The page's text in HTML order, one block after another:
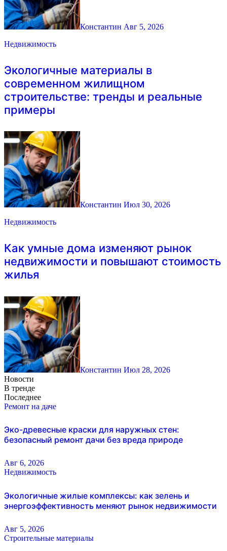
Константин Авг 5, 2026
Недвижимость
Экологичные материалы в
современном жилищном
строительстве: тренды и реальные
примеры
Константин Июл 30, 2026
Недвижимость
Как умные дома изменяют рынок
недвижимости и повышают стоимость
жилья
Константин Июл 28, 2026
Новости
В тренде
Последнее
Ремонт на даче
Эко-древесные краски для наружных стен:
безопасный ремонт дачи без вреда природе
Авг 6, 2026
Недвижимость
Экологичные жилые комплексы: как зелень и
энергоэффективность меняют рынок недвижимости
Авг 5, 2026
Строительные материалы